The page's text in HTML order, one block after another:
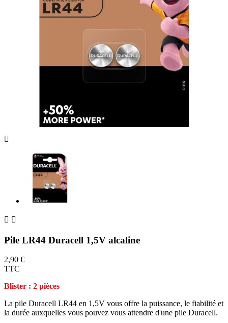

 
Pile LR44 Duracell 1,5V alcaline
2,90 €
TTC
Blister : 2 pièces
La pile Duracell LR44 en 1,5V vous offre la puissance, le fiabilité et
la durée auxquelles vous pouvez vous attendre d'une pile Duracell.